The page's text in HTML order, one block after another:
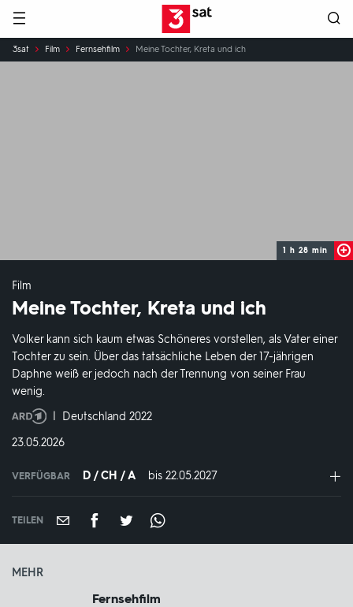
Hauptnavigation 3SAT
Sie
sind
3sat Film Fernsehfilm Meine Tochter, Kreta und ich
1 h 28 min
Film
Meine Tochter, Kreta und ich
Volker kann sich kaum etwas Schöneres vorstellen, als Vater einer
Tochter zu sein. Über das tatsächliche Leben der 17-jährigen
Daphne weiß er jedoch nach der Trennung von seiner Frau
wenig.
Produktionsland
und
jahr:
Deutschland 2022
DATUM:
23.05.2026
VERFÜGBAR D / CH / A bis 22.05.2027
TEILEN
MEHR
Fernsehfilm